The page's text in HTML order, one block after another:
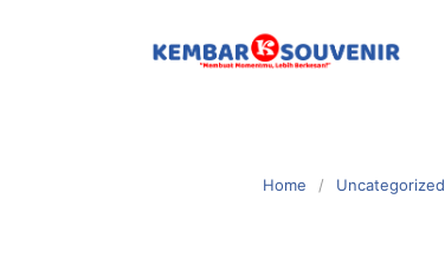
Home Uncategorized